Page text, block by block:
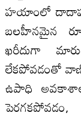
హయాంలో
బలహీనమైన
ఖరీదుగా
లేకపోవడంతో
ఉపాధి